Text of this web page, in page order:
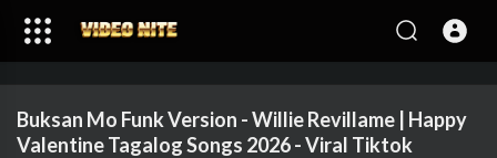
Download File: https://www.youtube.com/watch?v=bzlZ-7A8MK0
Buksan Mo Funk Version - Willie Revillame | Happy
Valentine Tagalog Songs 2026 - Viral Tiktok